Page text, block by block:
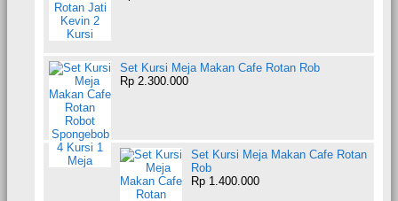
Set Kursi Meja Makan Cafe Rotan Rob
Rp 2.300.000
Set Kursi Meja Makan Cafe Rotan
Rob
Rp 1.400.000